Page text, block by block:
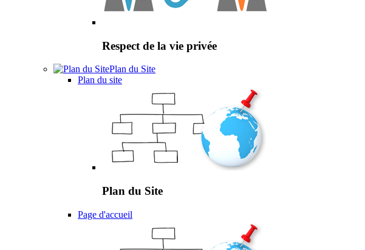
Respect de la vie privée
Plan du Site
Plan du site
Plan du Site
Page d'accueil